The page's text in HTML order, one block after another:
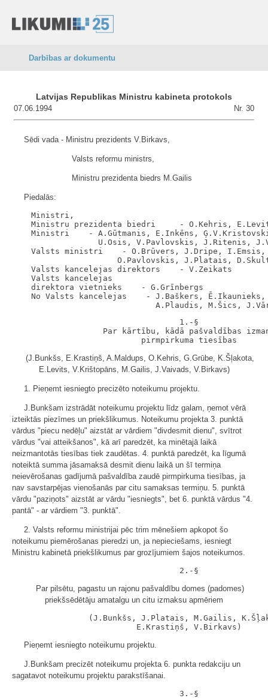
Darbības ar dokumentu
Latvijas Republikas Ministru kabineta protokols
07.06.1994 Nr. 30
Sēdi vada - Ministru prezidents V.Birkavs,
Valsts reformu ministrs,
Ministru prezidenta biedrs M.Gailis
Piedalās:
    Ministri,
Ministru prezidenta biedri     - O.Kehris,
Ministri    - A.Gūtmanis, E.Inkēns,
U.Osis, V.Pavlovskis, J.Ritenis,
Valsts ministri    - O.Brūvers, J.Dripe,
O.Pavlovskis, J.Platais,
    Valsts kancelejas direktors    - V.Zeikats
    Valsts kancelejas
    direktora vietnieks    - G.Grīnbergs
No Valsts kancelejas    - J.Baškers,
                                   1.-§
Par kārtību, kādā pašvaldības
(J.Bunkšs, E.Krastiņš, A.Maldups, O.Kehris, G.Grūbe, K.Šļakota,
E.Levits, V.Krištopāns, M.Gailis, J.Vaivads, V.Birkavs)
1. Pieņemt iesniegto precizēto noteikumu projektu.
J.Bunkšam izstrādāt noteikumu projektu līdz galam, ņemot vērā
izteiktās piezīmes un priekšlikumus. Noteikumu projekta 3. punktā
vārdus "piecu nedēļu" aizstāt ar vārdiem "divdesmit dienu", svītrot
vārdus "vai atteikšanos", kā arī paredzēt, ka minētajā laikā
neizmantotās tiesības tiek zaudētas. 4. punktā paredzēt, ka līgumā
noteiktā summa jāsamaksā desmit dienu laikā un šī termiņa
neievērošanas gadījumā pašvaldība zaudē pirmpirkuma tiesības, ja
nav savstarpējas vienošanās par citu samaksas termiņu. 5. punktā
vārdu "paziņots" aizstāt ar vārdu "iesniegts", bet 6. punktā vārdus "4.
pantā" - ar vārdiem "3. punktā".
2. Valsts reformu ministrijai pēc trim mēnešiem apkopot šo
noteikumu piemērošanas pieredzi un, ja nepieciešams, iesniegt
Ministru kabinetā priekšlikumus par grozījumiem šajos noteikumos.
Par pilsētu, pagastu un rajonu pašvaldību domes (padomes)
priekšsēdētāju amatalgu un citu izmaksu apmēriem
(J.Bunkšs, J.Platais, M.Gailis,
Pieņemt iesniegto noteikumu projektu.
J.Bunkšam precizēt noteikumu projekta 6. punkta redakciju un
sagatavot noteikumu projektu parakstīšanai.